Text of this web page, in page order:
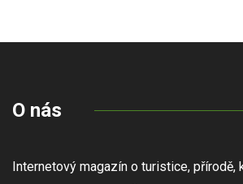
O nás
Internetový magazín o turistice, přírodě,